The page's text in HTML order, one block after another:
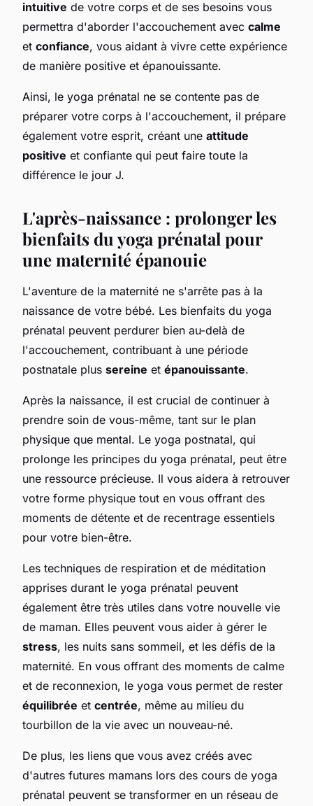
intuitive de votre corps et de ses besoins vous
permettra d'aborder l'accouchement avec calme
et confiance, vous aidant à vivre cette expérience
de manière positive et épanouissante.
Ainsi, le yoga prénatal ne se contente pas de
préparer votre corps à l'accouchement, il prépare
également votre esprit, créant une attitude
positive et confiante qui peut faire toute la
différence le jour J.
L'après-naissance : prolonger les
bienfaits du yoga prénatal pour
une maternité épanouie
L'aventure de la maternité ne s'arrête pas à la
naissance de votre bébé. Les bienfaits du yoga
prénatal peuvent perdurer bien au-delà de
l'accouchement, contribuant à une période
postnatale plus sereine et épanouissante.
Après la naissance, il est crucial de continuer à
prendre soin de vous-même, tant sur le plan
physique que mental. Le yoga postnatal, qui
prolonge les principes du yoga prénatal, peut être
une ressource précieuse. Il vous aidera à retrouver
votre forme physique tout en vous offrant des
moments de détente et de recentrage essentiels
pour votre bien-être.
Les techniques de respiration et de méditation
apprises durant le yoga prénatal peuvent
également être très utiles dans votre nouvelle vie
de maman. Elles peuvent vous aider à gérer le
stress, les nuits sans sommeil, et les défis de la
maternité. En vous offrant des moments de calme
et de reconnexion, le yoga vous permet de rester
équilibrée et centrée, même au milieu du
tourbillon de la vie avec un nouveau-né.
De plus, les liens que vous avez créés avec
d'autres futures mamans lors des cours de yoga
prénatal peuvent se transformer en un réseau de